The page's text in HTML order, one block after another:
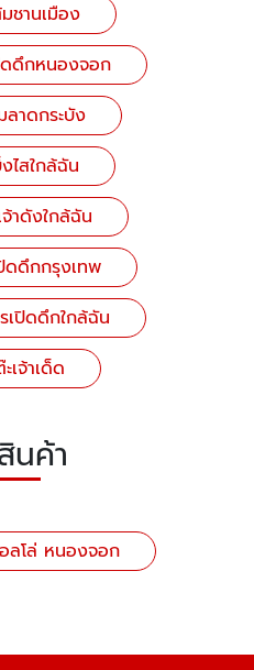
ชานเมือง
ดดึกหนองจอก
ลาดกระบัง
ไสใกล้ฉัน
จ้าดังใกล้ฉัน
ดดึกกรุงเทพ
เปิดดึกใกล้ฉัน
เจ้าเด็ด
นค้า
ลโล่ หนองจอก